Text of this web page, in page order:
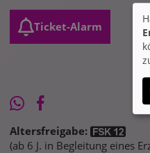
Ticket-Alarm
Altersfreigabe:
(ab 6 J. in Begleitung eines